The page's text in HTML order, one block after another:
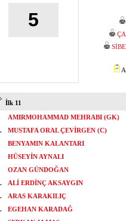
5
İlk 11
AMIRMOHAMMAD MEHRABI (GK)
MUSTAFA ORAL ÇEVİRGEN (C)
BENYAMIN KALANTARI
HÜSEYİN AYNALI
OZAN GÜNDOĞAN
ALİ ERDİNÇ AKSAYGIN
ARAS KARAKILIÇ
EGEHAN KARADAĞ